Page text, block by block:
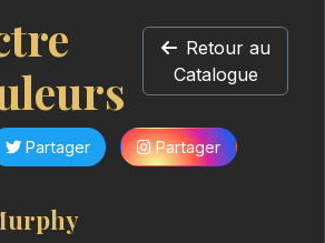
Retour au
Catalogue
Partager Partager